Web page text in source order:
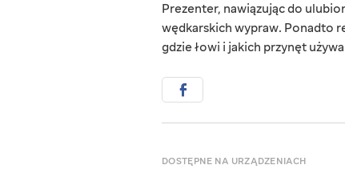
Prezenter, nawiązując do
wędkarskich wypraw. Ponadto
gdzie łowi i jakich przynęt
DOSTĘPNE NA URZĄDZENIACH